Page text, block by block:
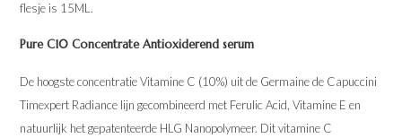
flesje is 15ML.
Pure C10 Concentrate Antioxiderend serum
De hoogste concentratie Vitamine C (10%) uit de Germaine de Capuccini
Timexpert Radiance lijn gecombineerd met Ferulic Acid, Vitamine E en
natuurlijk het gepatenteerde HLG Nanopolymeer. Dit vitamine C